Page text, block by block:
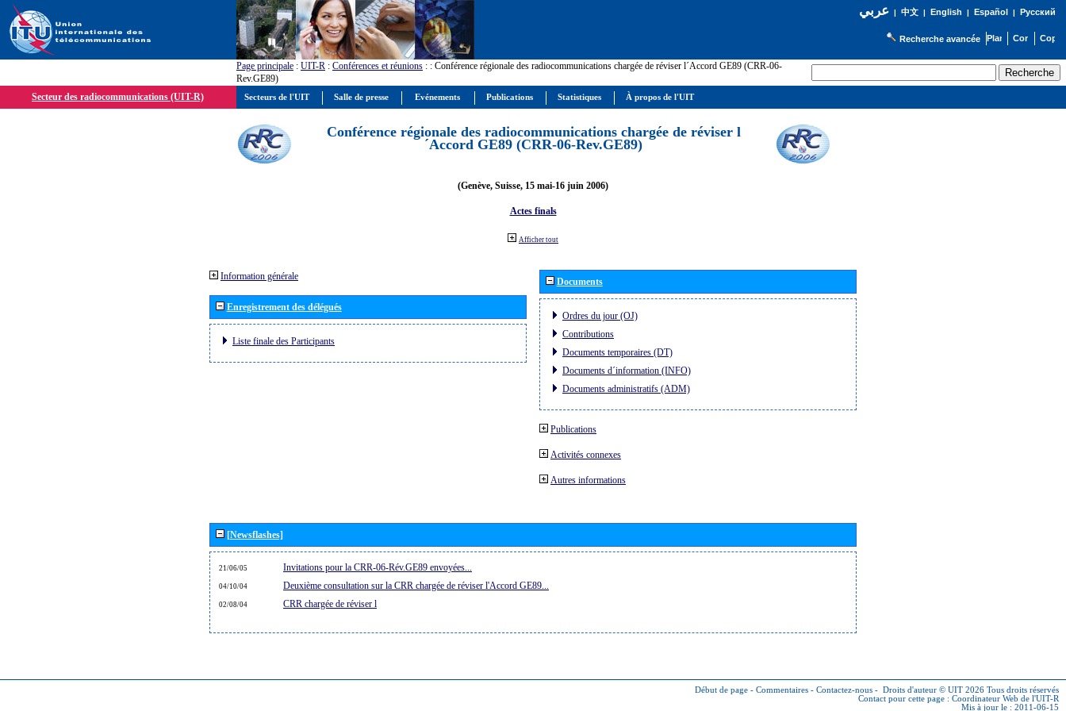
عربي| 中文| English | Español | Русский
Recherche avancée
Page principale : UIT-R : Conférences et réunions : : Conférence régionale des radiocommunications chargée de réviser l´Accord GE89 (CRR-06-
Rev.GE89)
Secteur des radiocommunications (UIT-R)
Conférence régionale des radiocommunications chargée de réviser l
´Accord GE89 (CRR-06-Rev.GE89)
(Genève, Suisse, 15 mai-16 juin 2006)
Actes finals
Afficher tout
Information générale
Enregistrement des délégués
Liste finale des Participants
Documents
Ordres du jour (OJ)
Contributions
Documents temporaires (DT)
Documents d´information (INFO)
Documents administratifs (ADM)
Publications
Activités connexes
Autres informations
[Newsflashes]
21/06/05 Invitations pour la CRR-06-Rév.GE89 envoyées...
04/10/04 Deuxième consultation sur la CRR chargée de réviser l'Accord GE89...
02/08/04 CRR chargée de réviser l
Début de page - Commentaires - Contactez-nous - Droits d'auteur © UIT 2026 Tous droits réservés
Contact pour cette page : Coordinateur Web de l'UIT-R
Mis à jour le : 2011-06-15
Secteurs de l'UIT Salle de presse Evénements Publications Statistiques À propos de l'UIT